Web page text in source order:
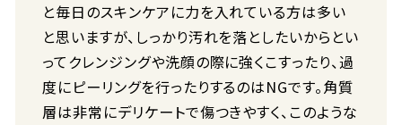
と毎日のスキンケアに力を入れている方は多い
と思いますが、しっかり汚れを落としたいからとい
ってクレンジングや洗顔の際に強くこすったり、過
度にピーリングを行ったりするのはNGです。角質
層は非常にデリケートで傷つきやすく、このような